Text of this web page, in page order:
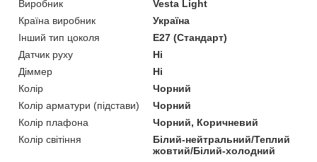
Виробник
Vesta Light
Країна виробник
Україна
Інший тип цоколя
E27 (Стандарт)
Датчик руху
Ні
Діммер
Ні
Колір
Чорний
Колір арматури (підстави)
Чорний
Колір плафона
Чорний, Коричневий
Колір світіння
Білий-нейтральний/Теплий
жовтий/Білий-холодний